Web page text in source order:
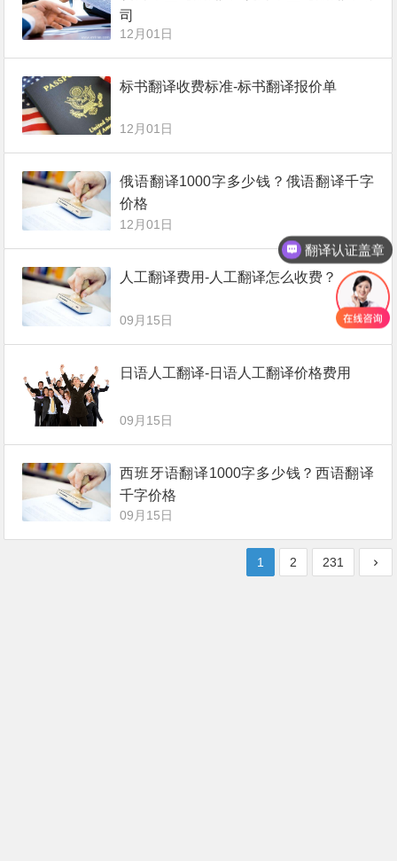
司
12月01日
标书翻译收费标准-标书翻译报价单
12月01日
俄语翻译1000字多少钱？俄语翻译千字
价格
12月01日
人工翻译费用-人工翻译怎么收费？
09月15日
日语人工翻译-日语人工翻译价格费用
09月15日
西班牙语翻译1000字多少钱？西语翻译
千字价格
09月15日
1 2 231
翻译认证盖章